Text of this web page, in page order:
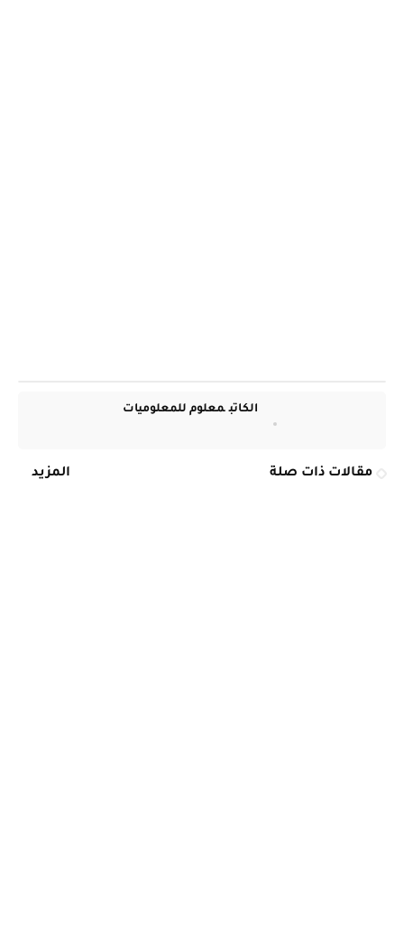
الكاتب معلوم للمعلوميات
مقالات ذات صلة المزيد